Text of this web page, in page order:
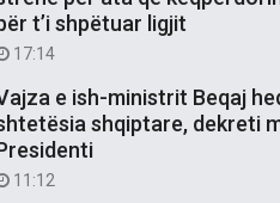
t’i shpëtuar ligjit
17:14
e ish-ministrit Beqaj
shqiptare, dekreti
11:12